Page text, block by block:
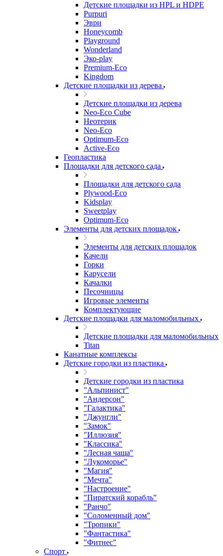
Детские площадки из HPL и HDPE
Purpuri
Эври
Honeycomb
Playground
Wonderland
Эко-play
Premium-Eco
Kingdom
Детские площадки из дерева
Детские площадки из дерева
Neo-Eco Cube
Неотерик
Neo-Eco
Оptimum-Еco
Active-Eco
Геопластика
Площадки для детского сада
Площадки для детского сада
Plywood-Eco
Kidsplay
Sweetplay
Оptimum-Еco
Элементы для детских площадок
Элементы для детских площадок
Качели
Горки
Карусели
Качалки
Песочницы
Игровые элементы
Комплектующие
Детские площадки для маломобильных
Детские площадки для маломобильных
Titan
Канатные комплексы
Детские городки из пластика
Детские городки из пластика
"Альпинист"
"Андерсон"
"Галактика"
"Джунгли"
"Замок"
"Иллюзия"
"Классика"
"Лесная чаща"
"Лукоморье"
"Магия"
"Мечта"
"Настроение"
"Пиратский корабль"
"Ранчо"
"Соломенный дом"
"Тропики"
"Фантастика"
"Фитнес"
Спорт